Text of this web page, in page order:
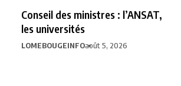
Conseil des ministres : l’ANSAT,
les universités
LOMEBOUGEINFOaoût 5, 2026